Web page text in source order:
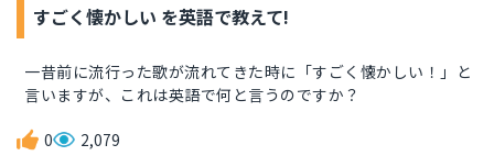
すごく懐かしい を英語で教えて!
一昔前に流行った歌が流れてきた時に「すごく懐かしい！」と
言いますが、これは英語で何と言うのですか？
0 2,079